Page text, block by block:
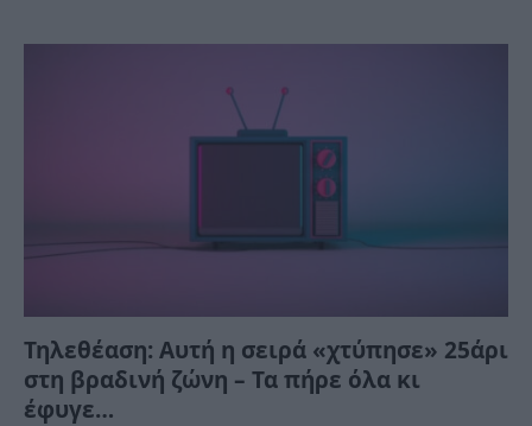
Τηλεθέαση: Αυτή η σειρά «χτύπησε» 25άρι
στη βραδινή ζώνη – Τα πήρε όλα κι
έφυγε…